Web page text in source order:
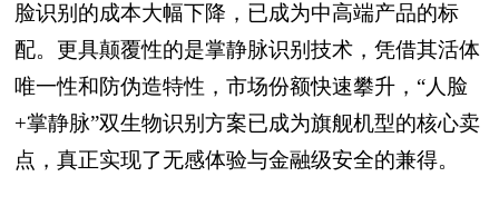
脸识别的成本大幅下降，已成为中高端产品的标
配。更具颠覆性的是掌静脉识别技术，凭借其活体
唯一性和防伪造特性，市场份额快速攀升，“人脸
+掌静脉”双生物识别方案已成为旗舰机型的核心卖
点，真正实现了无感体验与金融级安全的兼得。